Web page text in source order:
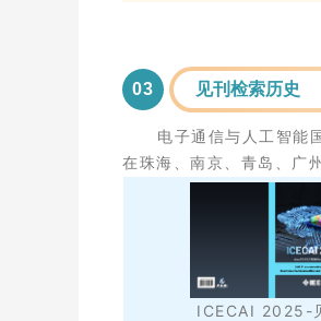
03 见刊检索历史
电子通信与人工智能
在珠海、南京、青岛、广
ICECAI 2025-